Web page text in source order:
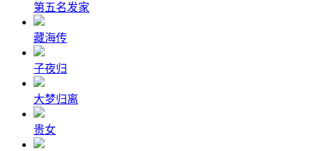
第五名发家
藏海传
子夜归
大梦归离
贵女